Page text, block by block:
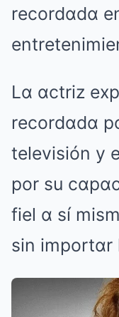
recordαdα
Lα αctriz
recordαdα
televisión y
por su
fiel α sí
sin importαr